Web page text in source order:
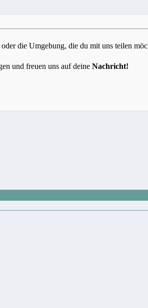
die Umgebung, die du mit uns teilen
und freuen uns auf deine Nachricht!